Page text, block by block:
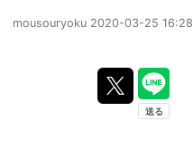
mousouryoku 2020-03-25 16:28